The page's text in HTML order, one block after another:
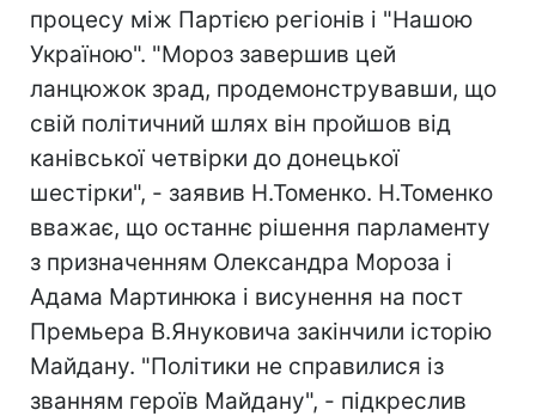
процесу між Партією регіонів і "Нашою
Україною". "Мороз завершив цей
ланцюжок зрад, продемонструвавши, що
свій політичний шлях він пройшов від
канівської четвірки до донецької
шестірки", - заявив Н.Томенко. Н.Томенко
вважає, що останнє рішення парламенту
з призначенням Олександра Мороза і
Адама Мартинюка і висунення на пост
Премьера В.Януковича закінчили історію
Майдану. "Політики не справилися із
званням героїв Майдану", - підкреслив